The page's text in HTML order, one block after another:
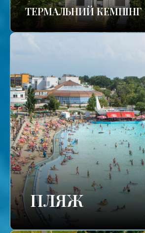
ТЕРМАЛЬНИЙ КЕМПІНГ
ПЛЯЖ